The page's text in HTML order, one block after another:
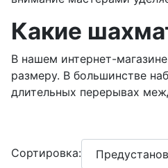
Какие
В нашем интернет-
размеру. В большинстве
длительных перерывах
Сортировка: